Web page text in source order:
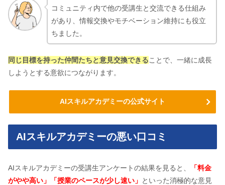
コミュニティ内で他の受講生と交流できる仕組み
があり、情報交換やモチベーション維持にも役立
ちました。
同じ目標を持った仲間たちと意見交換できることで、一緒に成長
しようとする意欲につながります。
AIスキルアカデミーの公式サイト
AIスキルアカデミーの悪い口コミ
AIスキルアカデミーの受講生アンケートの結果を見ると、
「料金
がやや高い」「授業のペースが少し速い」 といった消極的な意見